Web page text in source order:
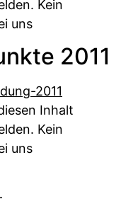
Kein
uns
2011
Inhalt
Kein
uns